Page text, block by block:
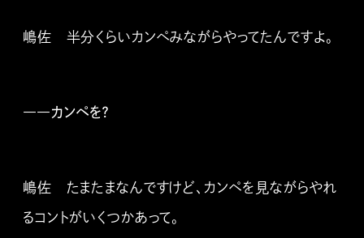
嶋佐 半分くらいカンペみながらやってたんですよ。
――カンペを？
嶋佐 たまたまなんですけど、カンペを見ながらやれ
るコントがいくつかあって。